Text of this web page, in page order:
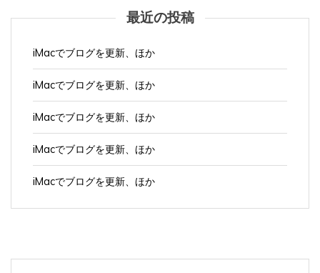
最近の投稿
iMacでブログを更新、ほか
iMacでブログを更新、ほか
iMacでブログを更新、ほか
iMacでブログを更新、ほか
iMacでブログを更新、ほか